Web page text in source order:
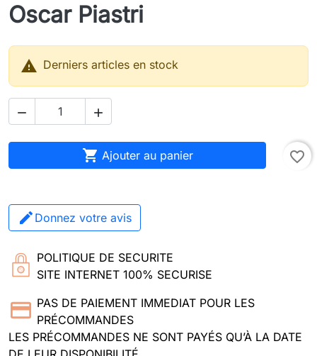
Oscar Piastri
 Derniers articles en stock
 
 Ajouter au panier favorite_border
Donnez votre avis
POLITIQUE DE SECURITE
SITE INTERNET 100% SECURISE
PAS DE PAIEMENT IMMEDIAT POUR LES
PRÉCOMMANDES
LES PRÉCOMMANDES NE SONT PAYÉS QU’À LA DATE